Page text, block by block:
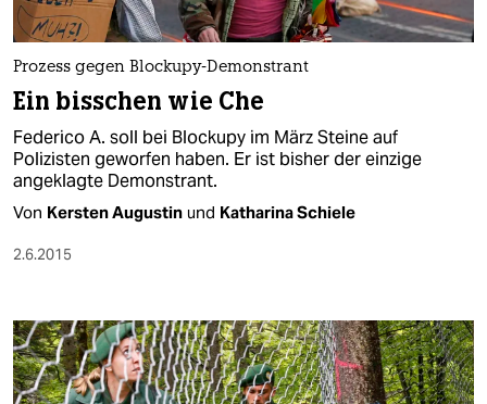
Prozess gegen Blockupy-Demonstrant
Ein bisschen wie Che
Federico A. soll bei Blockupy im März Steine auf
Polizisten geworfen haben. Er ist bisher der einzige
angeklagte Demonstrant.
Von Kersten Augustin und Katharina Schiele
2.6.2015